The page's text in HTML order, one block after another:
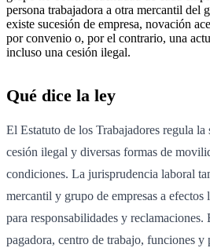
persona trabajadora a otra mercantil del
existe sucesión de empresa, novación
por convenio o, por el contrario, una
incluso una cesión ilegal.
Qué dice la ley
El Estatuto de los Trabajadores regula la
cesión ilegal y diversas formas de
condiciones. La jurisprudencia laboral
mercantil y grupo de empresas a efectos
para responsabilidades y
pagadora, centro de trabajo, funciones y